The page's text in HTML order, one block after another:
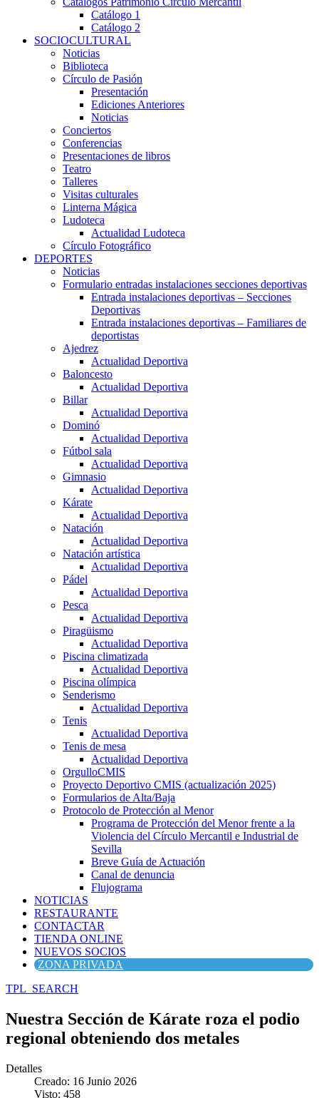
Catálogo 1
Catálogo 2
SOCIOCULTURAL
Noticias
Biblioteca
Círculo de Pasión
Presentación
Ediciones Anteriores
Noticias
Conciertos
Conferencias
Presentaciones de libros
Teatro
Talleres
Visitas culturales
Linterna Mágica
Ludoteca
Actualidad Ludoteca
Círculo Fotográfico
DEPORTES
Noticias
Formulario entradas instalaciones secciones deportivas
Entrada instalaciones deportivas – Secciones
Deportivas
Entrada instalaciones deportivas – Familiares de
deportistas
Ajedrez
Actualidad Deportiva
Baloncesto
Actualidad Deportiva
Billar
Actualidad Deportiva
Dominó
Actualidad Deportiva
Fútbol sala
Actualidad Deportiva
Gimnasio
Actualidad Deportiva
Kárate
Actualidad Deportiva
Natación
Actualidad Deportiva
Natación artística
Actualidad Deportiva
Pádel
Actualidad Deportiva
Pesca
Actualidad Deportiva
Piragüismo
Actualidad Deportiva
Piscina climatizada
Actualidad Deportiva
Piscina olímpica
Senderismo
Actualidad Deportiva
Tenis
Actualidad Deportiva
Tenis de mesa
Actualidad Deportiva
OrgulloCMIS
Proyecto Deportivo CMIS (actualización 2025)
Formularios de Alta/Baja
Protocolo de Protección al Menor
Programa de Protección del Menor frente a la
Violencia del Círculo Mercantil e Industrial de
Sevilla
Breve Guía de Actuación
Canal de denuncia
Flujograma
NOTICIAS
RESTAURANTE
CONTACTAR
TIENDA ONLINE
NUEVOS SOCIOS
ZONA PRIVADA
TPL_SEARCH
Nuestra Sección de Kárate roza el podio
regional obteniendo dos metales
Detalles
Creado: 16 Junio 2026
Visto: 458